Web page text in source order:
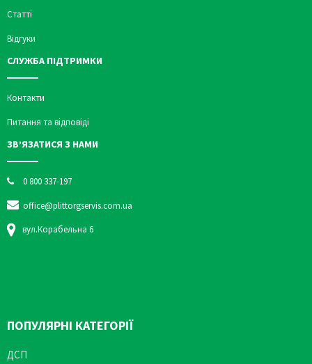
Статті
Відгуки
СЛУЖБА ПІДТРИМКИ
Контакти
Питання та відповіді
ЗВ’ЯЗАТИСЯ З НАМИ
0 800 337-197
office@plittorgservis.com.ua
вул.Корабельна 6
ПОПУЛЯРНІ КАТЕГОРІЇ
ДСП